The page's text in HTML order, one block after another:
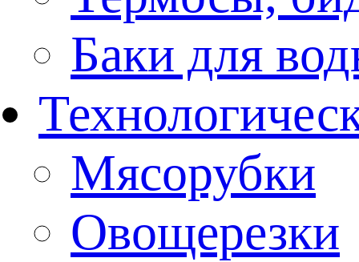
Баки для
Мясорубки
Овощерезки